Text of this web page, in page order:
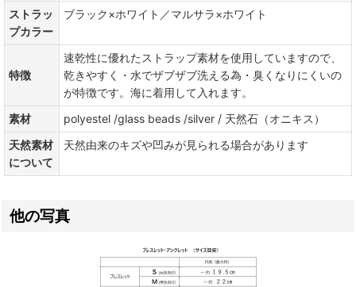
ストラッ
プカラー
ブラック×ホワイト／マルサラ×ホワイト
特徴
速乾性に優れたストラップ素材を使用していますので、
乾きやすく・水でザブザブ洗える為・臭くなりにくいの
が特徴です。海に着用して入れます。
素材
polyestel /glass beads /silver / 天然石（オニキス）
天然素材
について
天然由来のキズや凹みが見られる場合があります
他の写真